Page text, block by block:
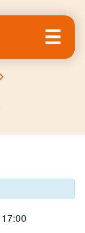
17:00